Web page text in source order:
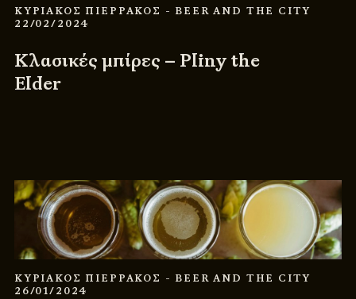
ΚΥΡΙΑΚΟΣ ΠΙΕΡΡΑΚΟΣ - BEER AND THE CITY
22/02/2024
Κλασικές μπίρες – Pliny the
Elder
ΚΥΡΙΑΚΟΣ ΠΙΕΡΡΑΚΟΣ - BEER AND THE CITY
26/01/2024